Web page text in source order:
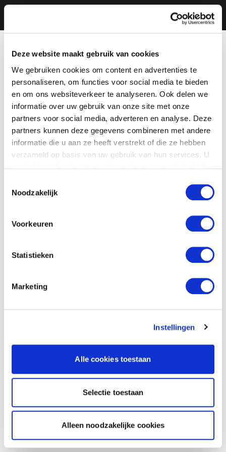
Deze website maakt gebruik van cookies
We gebruiken cookies om content en advertenties te
personaliseren, om functies voor social media te bieden
en om ons websiteverkeer te analyseren. Ook delen we
informatie over uw gebruik van onze site met onze
partners voor social media, adverteren en analyse. Deze
partners kunnen deze gegevens combineren met andere
informatie die u aan ze heeft verstrekt of die ze hebben
verzameld op basis van uw gebruik van hun services. U
Noodzakelijk
Voorkeuren
Statistieken
Marketing
Instellingen
Alle cookies toestaan
Selectie toestaan
Alleen noodzakelijke cookies